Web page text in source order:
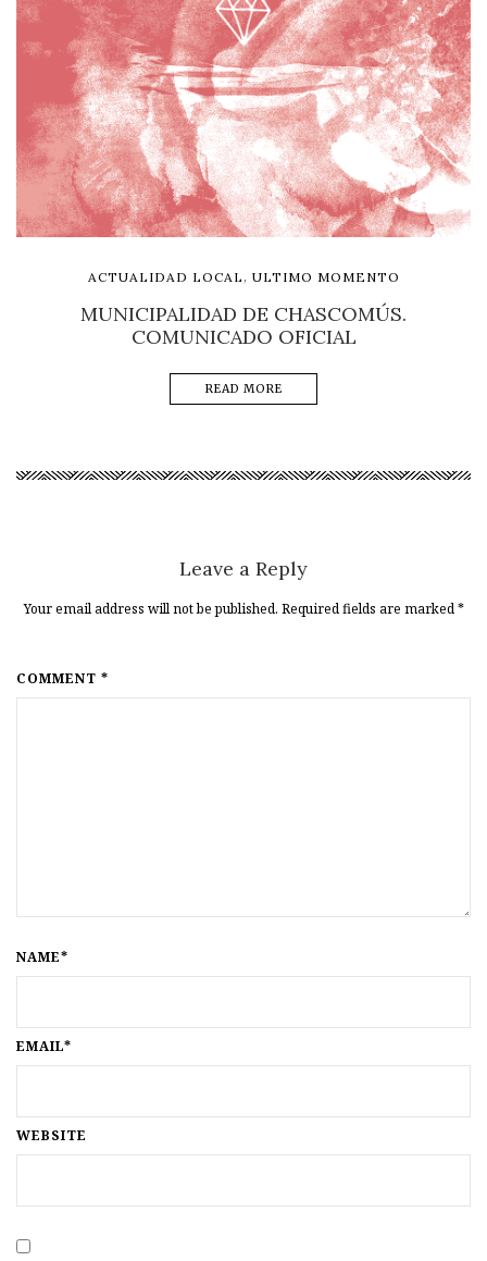
ACTUALIDAD LOCAL , ULTIMO MOMENTO
MUNICIPALIDAD DE CHASCOMÚS.
COMUNICADO OFICIAL
READ MORE
Leave a Reply
Your email address will not be published. Required fields are marked*
COMMENT *
NAME*
EMAIL*
WEBSITE